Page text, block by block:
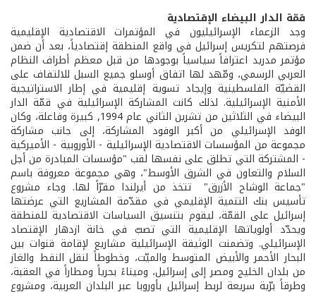
قمّة الدار البيضاء الإقتصادية
وجد الزعماء الإسرائيليون في المؤتمرات الاقتصادية الإقليمية
فرصتهم لتكريس إسرائيل في واقع المنطقة إقتصادياً، بعد أن ضمن
مؤتمر مدريد اعترافاً سياسياً بوجودها من قبل معظم أطراف النظام
العربي الرسمي، ومّهد لها اتفاق أوسلو جميع السبل للالتفاف على
القضيّة الفلسطينية وإيجاد تسوية إقليمية في إطار الاستراتيجية
الأمنية الإسرائيلية. لذلك كانت المشاركة الإسرائيلية في قمّة الدار
البيضاء في الثلاثين من تشرين الثاني عام 1994, كبيرة وفاعلة، وكان
الوفد الإسرائيلي من أكبر الوفود المشاركة، إلى جانب مشاركة
مجموعة من المؤسسات الاقتصادية الإسرائيلية - الأوروبية - الأميركية
- المشتركة التي تطلق على نفسها لقب "مؤسسات المبادرة من أجل
السلام والتعاون في الشرق الأوسط"، وهي مجموعة معروفة باسم
"جماعة الوشاح الأزرق" تتخذ من أيرلندا مقرّاً لها. وجاء مشروع
تأسيس بنك التنمية الإقليمي في مقدّمة المشاريع التي عرضتها
إسرائيل على القمّة، ليقوم بتنسيق السياسات الاقتصادية للمنطقة
ويحدّد أولوياتها الإقليمية التي تصبّ في خانة ازدهار الإقتصاد
الإسرائيلي. وتضمنت الوثيقة الإسرائيلية مشاريع لإقامة قنوات بين
البحار الأحمر والأبيض المتوسط والميّت، وخطوطاً لنقل النفط والغاز
من بلدان الخليج ومصر إلى إسرائيل، وميناءً بحرياً ومطاراً في العقبة،
وطرقاً برّية سريعة لربط إسرائيل بأوروبا عبر البلدان العربية، ومشروع